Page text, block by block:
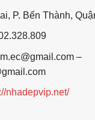
P. Bến Thành,
–
nhadepvip.net/